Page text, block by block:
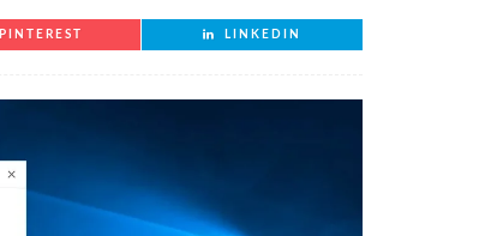
PINTEREST LINKEDIN